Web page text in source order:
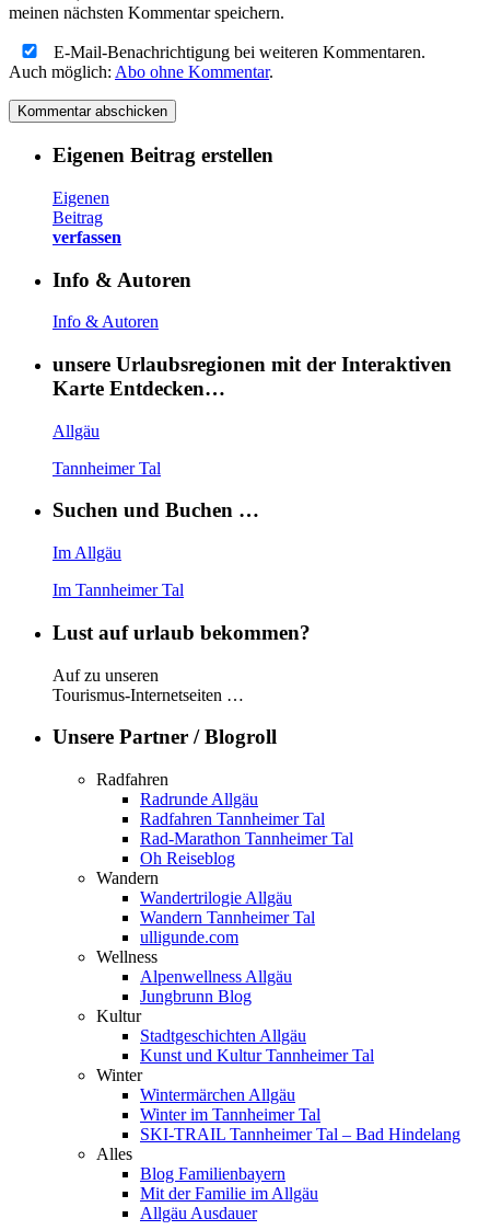
meinen nächsten Kommentar speichern.
E-Mail-Benachrichtigung bei weiteren Kommentaren.
Auch möglich: Abo ohne Kommentar.
Eigenen Beitrag erstellen
Eigenen
Beitrag
verfassen
Info & Autoren
Info & Autoren
unsere Urlaubsregionen mit der Interaktiven
Karte Entdecken…
Allgäu
Tannheimer Tal
Suchen und Buchen …
Im Allgäu
Im Tannheimer Tal
Lust auf urlaub bekommen?
Auf zu unseren
Tourismus-Internetseiten …
Unsere Partner / Blogroll
Radfahren
Radrunde Allgäu
Radfahren Tannheimer Tal
Rad-Marathon Tannheimer Tal
Oh Reiseblog
Wandern
Wandertrilogie Allgäu
Wandern Tannheimer Tal
ulligunde.com
Wellness
Alpenwellness Allgäu
Jungbrunn Blog
Kultur
Stadtgeschichten Allgäu
Kunst und Kultur Tannheimer Tal
Winter
Wintermärchen Allgäu
Winter im Tannheimer Tal
SKI-TRAIL Tannheimer Tal – Bad Hindelang
Alles
Blog Familienbayern
Mit der Familie im Allgäu
Allgäu Ausdauer